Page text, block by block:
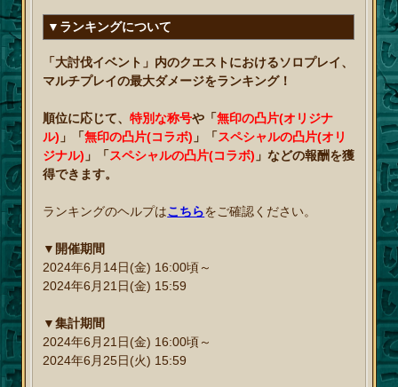
▼ランキングについて
「大討伐イベント」内のクエストにおけるソロプレイ、
マルチプレイの最大ダメージをランキング！
順位に応じて、特別な称号や「無印の凸片(オリジナ
ル) 」「無印の凸片(コラボ) 」「スペシャルの凸片(オリ
ジナル) 」「スペシャルの凸片(コラボ) 」などの報酬を獲
得できます。
ランキングのヘルプはこちらをご確認ください。
▼開催期間
2024年6月14日(金) 16:00頃～
2024年6月21日(金) 15:59
▼集計期間
2024年6月21日(金) 16:00頃～
2024年6月25日(火) 15:59